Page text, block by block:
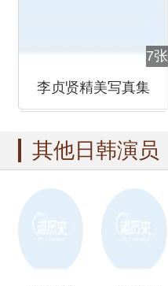
7张
李贞贤精美写真集
其他日韩演员